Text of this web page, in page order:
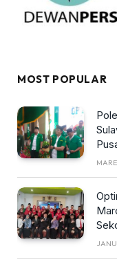
MOST POPULAR